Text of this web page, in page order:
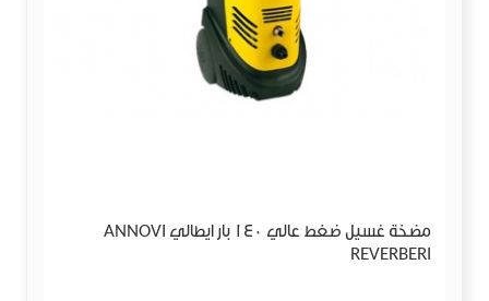
مضخة غسيل ضغط عالي 140 بار ايطالي ANNOVI
REVERBERI